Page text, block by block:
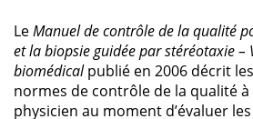
LeManuel de contrôle de la qualité
et la biopsie guidée par stéréotaxie –
biomédicalpublié en 2006 décrit
normes de contrôle de la qualité
physicien au moment d’évaluer